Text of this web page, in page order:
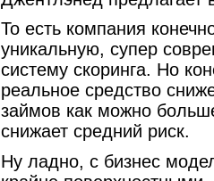
То есть компания
уникальную, супер
систему скоринга. Но
реальное средство
займов как можно
снижает средний риск.
Ну ладно, с бизнес